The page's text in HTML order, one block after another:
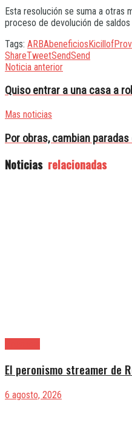
Esta resolución se suma a otras
proceso de devolución de
Tags: ARBAbeneficiosKicillof
ShareTweetSendSend
Noticia anterior
Quiso entrar a una casa a
Mas noticias
Por obras, cambian
Noticias relacionadas
El peronismo streamer de
6 agosto, 2026